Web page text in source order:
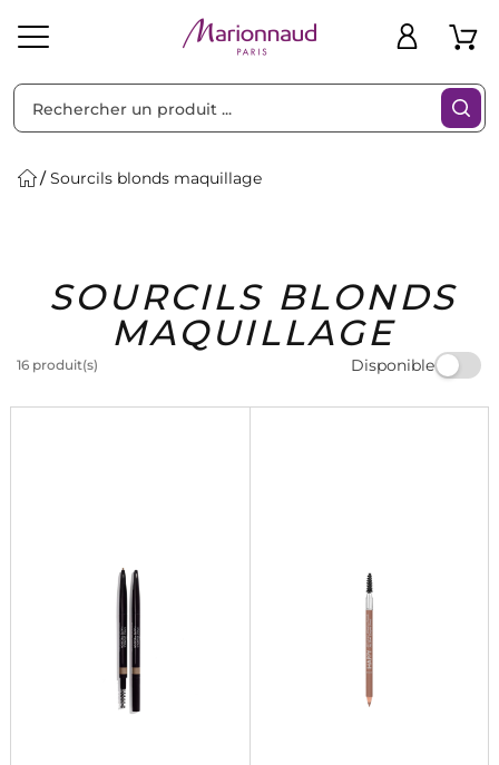
Solaire Homme Marques Idées
Cadeaux
Bons
Plans
Sourcils blonds maquillage
SOURCILS BLONDS
MAQUILLAGE
16 produit(s) Disponible
Filtres